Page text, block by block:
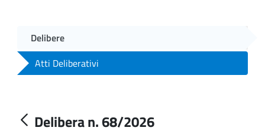
Delibere
Atti Deliberativi
Delibera n. 68/2026